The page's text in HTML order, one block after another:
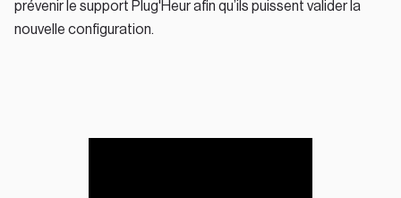
prévenir le support Plug'Heur afin qu’ils puissent valider la
nouvelle configuration.